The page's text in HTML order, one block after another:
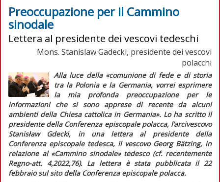
Preoccupazione per il Cammino
sinodale
Lettera al presidente dei vescovi tedeschi
Mons. Stanislaw Gadecki, presidente dei vescovi
polacchi
Alla luce della «comunione di fede e di storia
tra la Polonia e la Germania, vorrei esprimere
la mia profonda preoccupazione per le
informazioni che si sono apprese di recente da alcuni
ambienti della Chiesa cattolica in Germania». Lo ha scritto il
presidente della Conferenza episcopale polacca, l’arcivescovo
Stanisław Gdecki, in una lettera al presidente della
Conferenza episcopale tedesca, il vescovo Georg Bätzing, in
relazione al «Cammino sinodale» tedesco (cf. recentemente
Regno-att. 4,2022,76). La lettera è stata pubblicata il 22
febbraio sul sito della Conferenza episcopale polacca.